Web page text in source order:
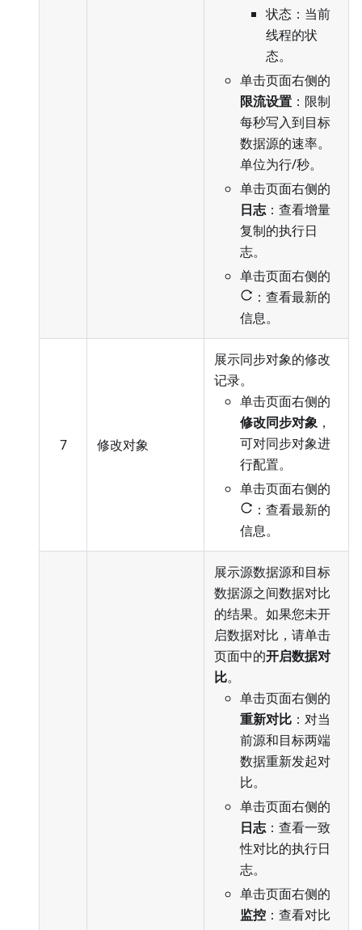
状态：当前
线程的状
态。
单击页面右侧的
限流设置 ：限制
每秒写入到目标
数据源的速率。
单位为行/秒。
单击页面右侧的
日志：查看增量
复制的执行日
志。
单击页面右侧的
：查看最新的
信息。
7 修改对象
展示同步对象的修改
记录。
单击页面右侧的
修改同步对象 ，
可对同步对象进
行配置。
单击页面右侧的
：查看最新的
信息。
展示源数据源和目标
数据源之间数据对比
的结果。如果您未开
启数据对比，请单击
页面中的开启数据对
比。
单击页面右侧的
重新对比 ：对当
前源和目标两端
数据重新发起对
比。
单击页面右侧的
日志：查看一致
性对比的执行日
志。
单击页面右侧的
监控 ：查看对比